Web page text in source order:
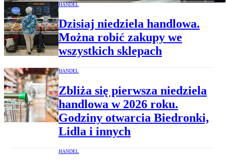
HANDEL
Dzisiaj niedziela handlowa.
Można robić zakupy we
wszystkich sklepach
HANDEL
Zbliża się pierwsza niedziela
handlowa w 2026 roku.
Godziny otwarcia Biedronki,
Lidla i innych
HANDEL